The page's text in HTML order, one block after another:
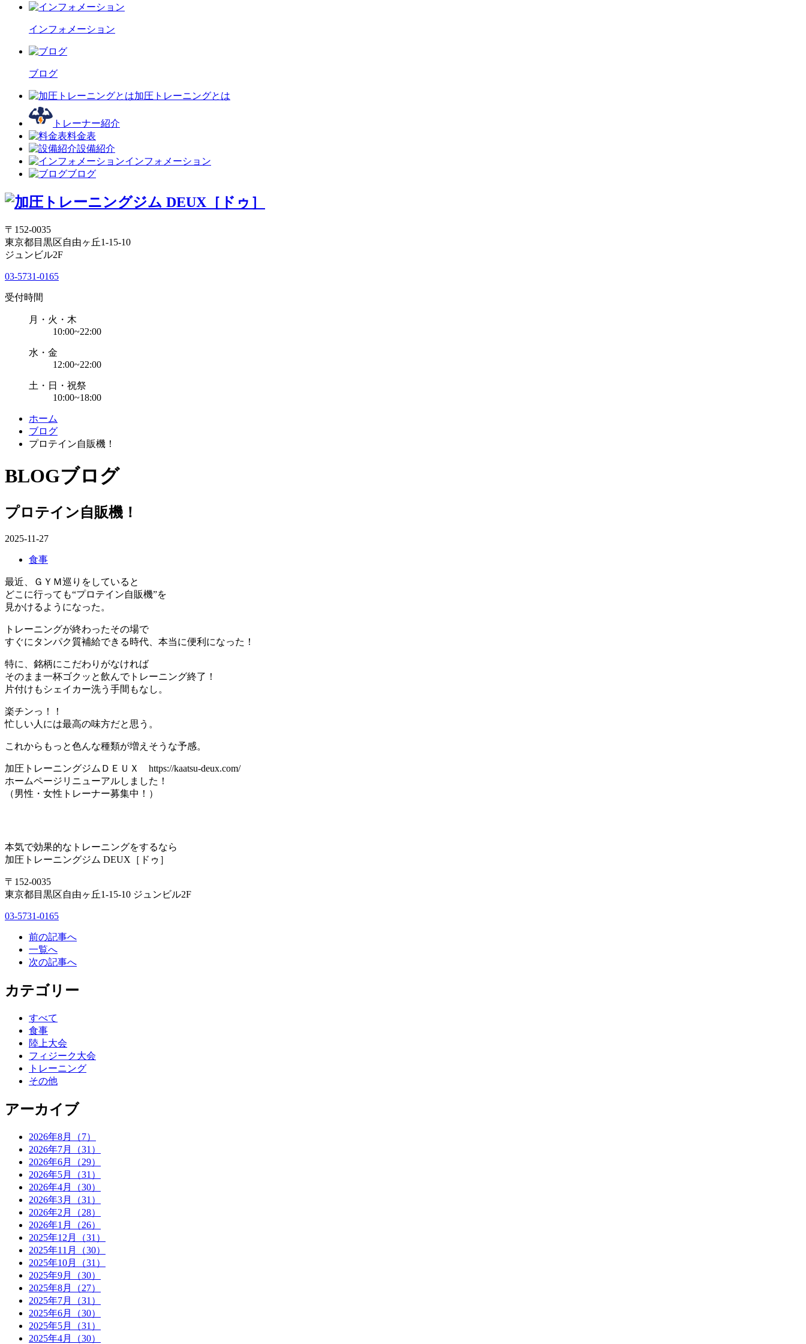
インフォメーション
ブログ
加圧トレーニングとは
トレーナー紹介
料金表
設備紹介
インフォメーション
ブログ
〒152-0035
東京都目黒区自由ヶ丘1-15-10
ジュンビル2F
03-5731-0165
受付時間
月・火・木
10:00~22:00
水・金
12:00~22:00
土・日・祝祭
10:00~18:00
ホーム
ブログ
プロテイン自販機！
BLOGブログ
プロテイン自販機！
2025-11-27
食事
最近、ＧＹＭ巡りをしていると
どこに行っても“プロテイン自販機”を
見かけるようになった。
トレーニングが終わったその場で
すぐにタンパク質補給できる時代、本当に便利になった！
特に、銘柄にこだわりがなければ
そのまま一杯ゴクッと飲んでトレーニング終了！
片付けもシェイカー洗う手間もなし。
楽チンっ！！
忙しい人には最高の味方だと思う。
これからもっと色んな種類が増えそうな予感。
加圧トレーニングジムＤＥＵＸ https://kaatsu-deux.com/
ホームページリニューアルしました！
（男性・女性トレーナー募集中！）
本気で効果的なトレーニングをするなら
加圧トレーニングジム DEUX［ドゥ］
〒152-0035
東京都目黒区自由ヶ丘1-15-10 ジュンビル2F
03-5731-0165
前の記事へ
一覧へ
次の記事へ
カテゴリー
すべて
食事
陸上大会
フィジーク大会
トレーニング
その他
アーカイブ
2026年8月（7）
2026年7月（31）
2026年6月（29）
2026年5月（31）
2026年4月（30）
2026年3月（31）
2026年2月（28）
2026年1月（26）
2025年12月（31）
2025年11月（30）
2025年10月（31）
2025年9月（30）
2025年8月（27）
2025年7月（31）
2025年6月（30）
2025年5月（31）
2025年4月（30）